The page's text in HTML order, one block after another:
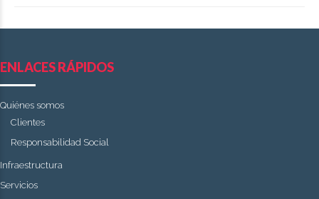
ENLACES RÁPIDOS
Quiénes somos
Clientes
Responsabilidad Social
Infraestructura
Servicios